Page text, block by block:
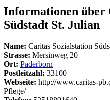
Informationen über
Südstadt St. Julian
Name: Caritas Sozialstation
Strasse: Mersinweg 20
Ort: Paderborn
Postleitzahl: 33100
Webseite: http://www.caritas-
Pflege/